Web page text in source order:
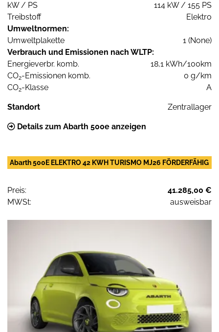
kW / PS
114 kW / 155 PS
Treibstoff
Elektro
Umweltnormen:
Umweltplakette
1 (None)
Verbrauch und Emissionen nach WLTP:
Energieverbr. komb.
18,1 kWh/100km
CO2-Emissionen komb.
0 g/km
CO2-Klasse A
Standort Zentrallager
Details zum Abarth 500e anzeigen
Abarth 500E ELEKTRO 42 KWH TURISMO MJ26 FÖRDERFÄHIG
Preis:
41.285,00 €
MWSt:
ausweisbar